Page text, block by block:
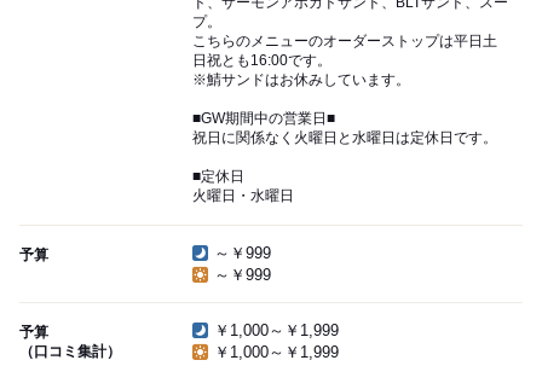
プ。
こちらのメニューのオーダーストップは平日土
日祝とも16:00です。
※鯖サンドはお休みしています。
■GW期間中の営業日■
祝日に関係なく火曜日と水曜日は定休日です。
■定休日
火曜日・水曜日
予算
～￥999
～￥999
予算
（口コミ集計）
￥1,000～￥1,999
￥1,000～￥1,999